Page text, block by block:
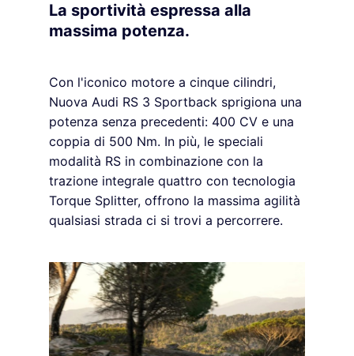
La sportività espressa alla
massima potenza.
Con l'iconico motore a cinque cilindri,
Nuova Audi RS 3 Sportback sprigiona una
potenza senza precedenti: 400 CV e una
coppia di 500 Nm. In più, le speciali
modalità RS in combinazione con la
trazione integrale quattro con tecnologia
Torque Splitter, offrono la massima agilità
qualsiasi strada ci si trovi a percorrere.